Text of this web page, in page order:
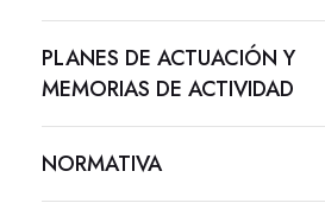
PLANES DE ACTUACIÓN Y
MEMORIAS DE ACTIVIDAD
NORMATIVA